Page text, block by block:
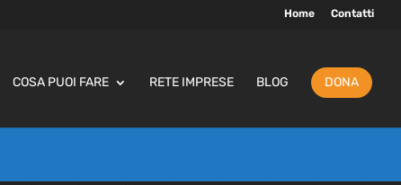
Home Contatti
COSA PUOI FARE RETE IMPRESE BLOG DONA